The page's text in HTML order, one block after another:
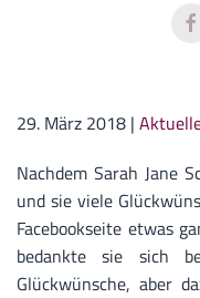
29. März 2018 |
Nachdem Sarah Jane
und sie viele
Facebookseite etwas
bedankte sie sich
Glückwünsche, aber